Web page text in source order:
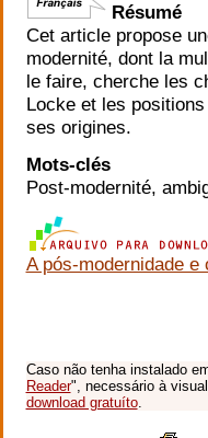
Résumé
Cet article propose
modernité, dont la
le faire, cherche les
Locke et les
ses origines.
Mots-clés
Post-modernité,
A pós-modernidade
Caso não tenha instalado
Reader", necessário à
download gratuíto.